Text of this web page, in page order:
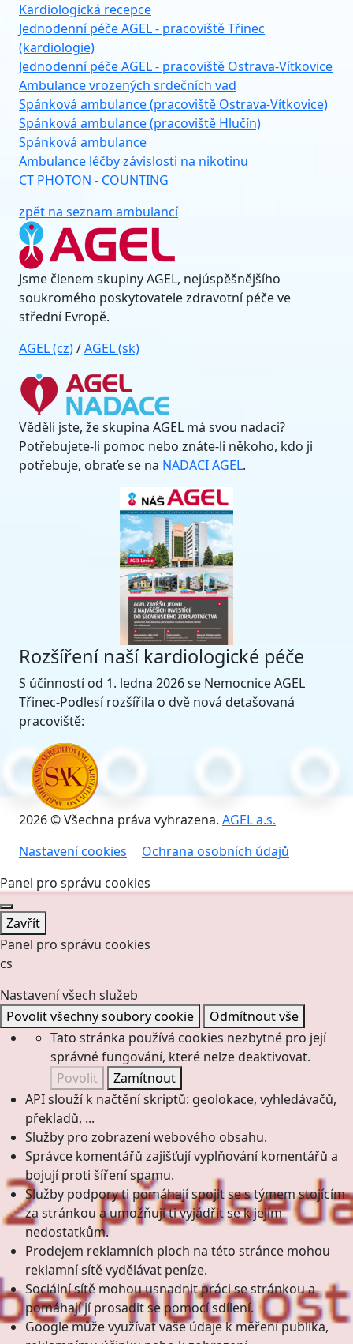
Kardiologická recepce
Jednodenní péče AGEL - pracoviště Třinec
(kardiologie)
Jednodenní péče AGEL - pracoviště Ostrava-Vítkovice
Ambulance vrozených srdečních vad
Spánková ambulance (pracoviště Ostrava-Vítkovice)
Spánková ambulance (pracoviště Hlučín)
Spánková ambulance
Ambulance léčby závislosti na nikotinu
CT PHOTON - COUNTING
zpět na seznam ambulancí
Jsme členem skupiny AGEL, nejúspěšnějšího
soukromého poskytovatele zdravotní péče ve
střední Evropě.
AGEL (cz)/AGEL (sk)
Věděli jste, že skupina AGEL má svou nadaci?
Potřebujete-li pomoc nebo znáte-li někoho, kdo ji
potřebuje, obraťe se na NADACI AGEL.
Rozšíření naší kardiologické péče
S účinností od 1. ledna 2026 se Nemocnice AGEL
Třinec-Podlesí rozšířila o dvě nová detašovaná
pracoviště:
2026 © Všechna práva vyhrazena. AGEL a.s.
Nastavení cookies
Ochrana osobních údajů
Panel pro správu cookies
Zavřít
Panel pro správu cookies
cs
Nastavení všech služeb
Povolit všechny soubory cookie
Odmítnout vše
Tato stránka používá cookies nezbytné pro její
správné fungování, které nelze deaktivovat.
Povolit
Zamítnout
API slouží k načtění skriptů: geolokace, vyhledávačů,
překladů, ...
Služby pro zobrazení webového obsahu.
Správce komentářů zajišťují vyplňování komentářů a
bojují proti šíření spamu.
Služby podpory ti pomáhají spojit se s týmem stojícím
za stránkou a umožňují ti vyjádřit se k jejím
nedostatkům.
Prodejem reklamních ploch na této stránce mohou
reklamní sítě vydělávat peníze.
Sociální sítě mohou usnadnit práci se stránkou a
pomáhají jí prosadit se pomocí sdílení.
Google může využívat vaše údaje k měření publika,